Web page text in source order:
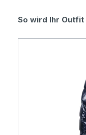
Produktgalerie
So wird Ihr